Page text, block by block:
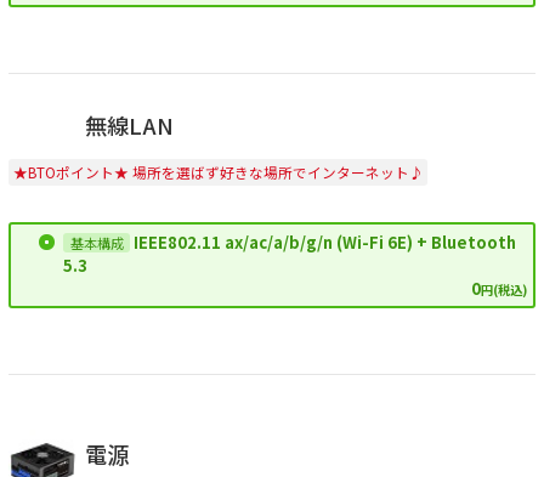
無線LAN
★BTOポイント★ 場所を選ばず好きな場所でインターネット♪
IEEE802.11 ax/ac/a/b/g/n (Wi-Fi 6E) + Bluetooth
5.3
0円(税込)
電源